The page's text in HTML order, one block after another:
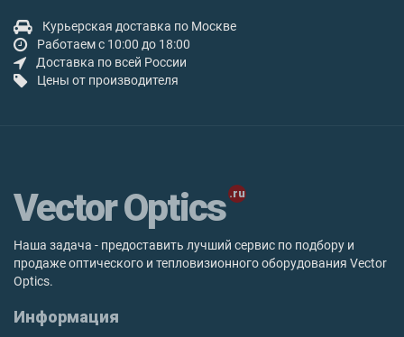
Курьерская доставка по Москве
Работаем с 10:00 до 18:00
Доставка по всей России
Цены от производителя
Vector Optics
Наша задача - предоставить лучший сервис по подбору и
продаже оптического и тепловизионного оборудования Vector
Optics.
Информация